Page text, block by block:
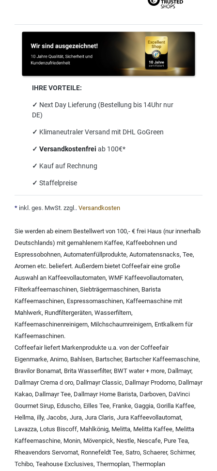
IHRE VORTEILE:
✓ Next Day Lieferung (Bestellung bis 14Uhr nur
DE)
✓ Klimaneutraler Versand mit DHL GoGreen
✓ Versandkostenfrei ab 100€*
✓ Kauf auf Rechnung
✓ Staffelpreise
* inkl. ges. MwSt. zzgl.. Versandkosten
Sie werden ab einem Bestellwert von 100,- € frei Haus (nur innerhalb
Deutschlands) mit gemahlenem Kaffee, Kaffeebohnen und
Espressobohnen, Automatenfüllprodukte, Automatensnacks, Tee,
Aromen etc. beliefert. Außerdem bietet Coffeefair eine große
Auswahl an Kaffeevollautomaten, WMF Kaffeevollautomaten,
Filterkaffeemaschinen, Siebträgermaschinen, Barista
Kaffeemaschinen, Espressomaschinen, Kaffeemaschine mit
Mahlwerk, Rundfiltergeräten, Wasserfiltern,
Kaffeemaschinenreinigern, Milchschaumreinigern, Entkalkern für
Kaffeemaschinen.
Coffeefair liefert Markenprodukte u.a. von derCoffeefair
Eigenmarke, Animo, Bahlsen, Bartscher, Bartscher Kaffeemaschine,
Bravilor Bonamat, Brita Wasserfilter, BWT water + more, Dallmayr,
Dallmayr Crema d oro, Dallmayr Classic, Dallmayr Prodomo, Dallmayr
Kakao, Dallmayr Tee, Dallmayr Home Barista, Darboven, DaVinci
Gourmet Sirup, Eduscho, Eilles Tee, Franke, Gaggia, Gorilla Kaffee,
Hellma, illy, Jacobs, Jura, Jura Claris, Jura Kaffeevollautomat,
Lavazza, Lotus Biscoff, Mahlkönig, Melitta, Melitta Kaffee, Melitta
Kaffeemaschine, Monin, Mövenpick, Nestle, Nescafe, Pure Tea,
Rheavendors Servomat, Ronnefeldt Tee, Satro, Schaerer, Schirmer,
Tchibo, Teahouse Exclusives, Thermoplan, Thermoplan